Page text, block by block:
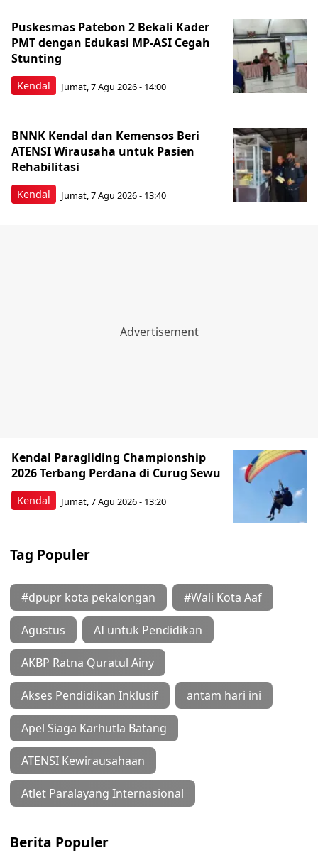
Kendal
Puskesmas Patebon 2 Bekali Kader
PMT dengan Edukasi MP-ASI Cegah
Stunting
Jumat, 7 Agu 2026 - 14:00
Kendal
BNNK Kendal dan Kemensos Beri
ATENSI Wirausaha untuk Pasien
Rehabilitasi
Jumat, 7 Agu 2026 - 13:40
Kendal
Kendal Paragliding Championship
2026 Terbang Perdana di Curug Sewu
Jumat, 7 Agu 2026 - 13:20
Tag Populer
#dpupr kota pekalongan #Wali Kota Aaf
Agustus AI untuk Pendidikan
AKBP Ratna Quratul Ainy
Akses Pendidikan Inklusif antam hari ini
Apel Siaga Karhutla Batang
ATENSI Kewirausahaan
Atlet Paralayang Internasional
Berita Populer